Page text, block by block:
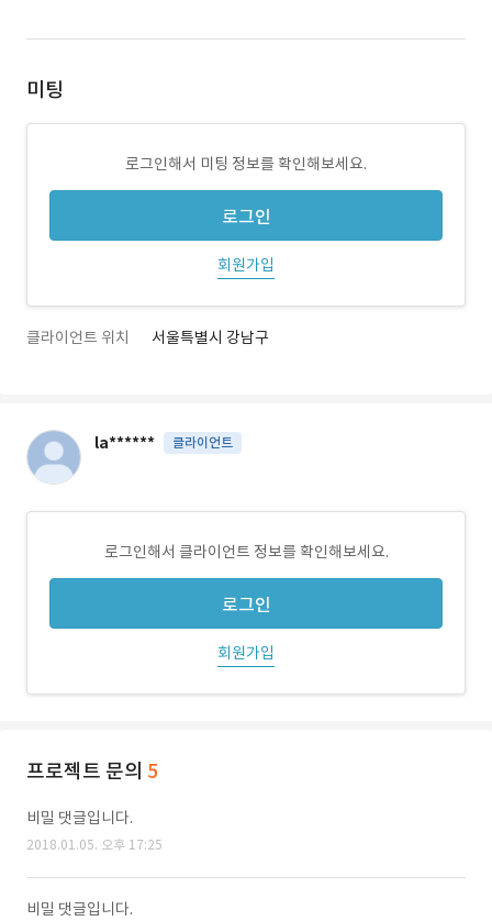
미팅
로그인해서 미팅 정보를 확인해보세요.
로그인
회원가입
클라이언트 위치 서울특별시 강남구
la****** 클라이언트
로그인해서 클라이언트 정보를 확인해보세요.
로그인
회원가입
프로젝트 문의 5
비밀 댓글입니다.
2018.01.05. 오후 17:25
비밀 댓글입니다.